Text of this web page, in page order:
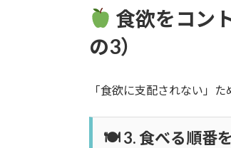
食欲をコン
の3）
「食欲に支配されない」た
🍽3. 食べる順番